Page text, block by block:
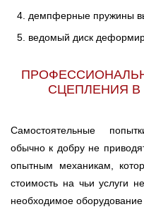
демпферные пружины
ведомый диск
СЦЕПЛЕНИЯ В
Самостоятельные
обычно к добру не
опытным механикам,
стоимость на чьи услуги
необходимое оборудование